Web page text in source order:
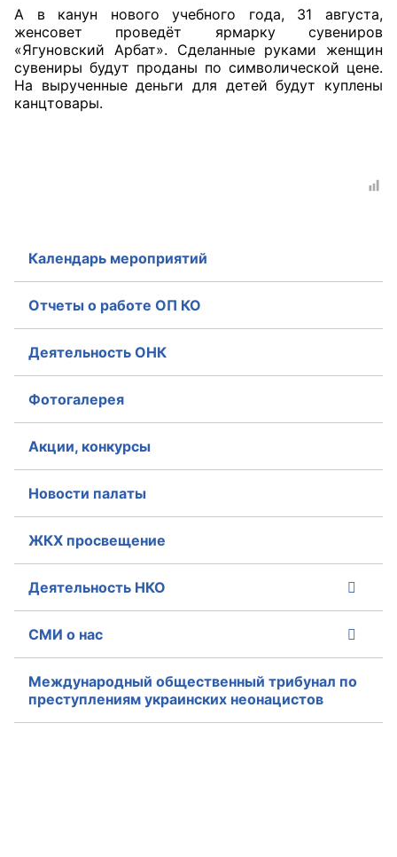
органах федеральных органов
исполнительной власти
Общественные советы по проведению
независимой оценки качества условий
оказания услуг
Экспертный совет ОП КО
Совет ОП КО
Общественный штаб
Документы ОП КО
Регламент ОП КО
Кодекс этики ОП КО
Положения
Соглашения
Порядок работы ЦОН
Аппарат ОП КО
А в канун нового учебного года, 31 августа,
женсовет проведёт ярмарку сувениров
«Ягуновский Арбат». Сделанные руками женщин
сувениры будут проданы по символической цене.
На вырученные деньги для детей будут куплены
канцтовары.
Календарь мероприятий
Отчеты о работе ОП КО
Деятельность ОНК
Фотогалерея
Акции, конкурсы
Новости палаты
ЖКХ просвещение
Деятельность НКО
СМИ о нас
Международный общественный трибунал по
преступлениям украинских неонацистов